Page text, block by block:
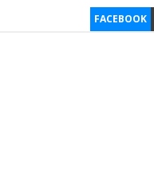
FACEBOOK